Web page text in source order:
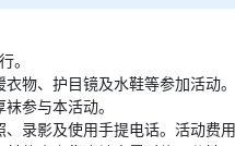
。
物、护目镜及水鞋等参加活动。
参与本活动。
录影及使用手提电话。活动费